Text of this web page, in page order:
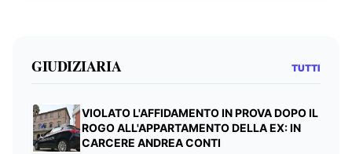
GIUDIZIARIA TUTTI
VIOLATO L'AFFIDAMENTO IN PROVA DOPO IL
ROGO ALL'APPARTAMENTO DELLA EX: IN
CARCERE ANDREA CONTI